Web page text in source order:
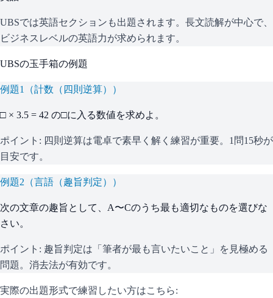
UBSでは英語セクションも出題されます。長文読解が中心で、
ビジネスレベルの英語力が求められます。
UBSの玉手箱の例題
例題1 （計数（四則逆算） ）
□ × 3.5 = 42 の□に入る数値を求めよ。
ポイント: 四則逆算は電卓で素早く解く練習が重要。1問15秒が
目安です。
例題2 （言語（趣旨判定） ）
次の文章の趣旨として、A〜Cのうち最も適切なものを選びな
さい。
ポイント: 趣旨判定は「筆者が最も言いたいこと」を見極める
問題。消去法が有効です。
実際の出題形式で練習したい方はこちら: